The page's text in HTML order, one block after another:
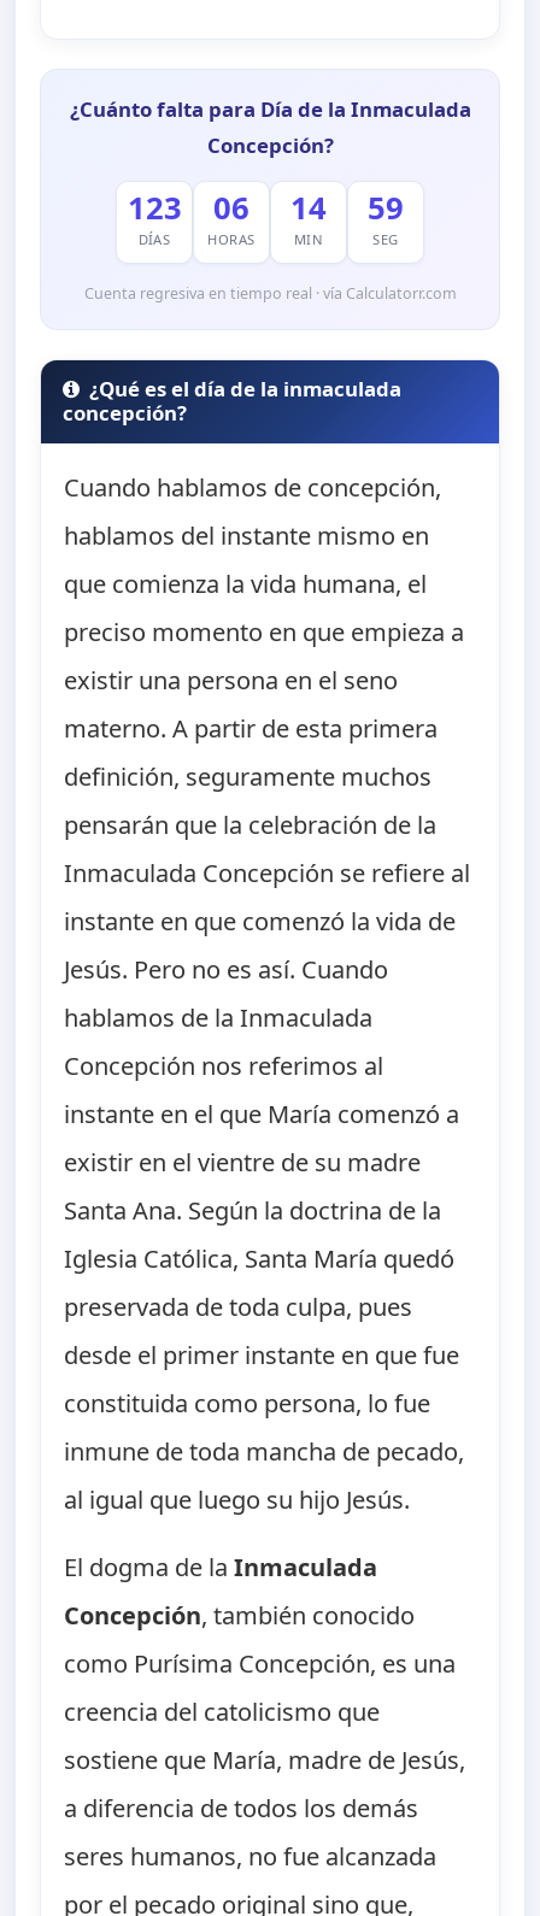
¿Cuánto falta para Día de la Inmaculada
Concepción?
123
DÍAS
06
HORAS
14
MIN
58
SEG
Cuenta regresiva en tiempo real · vía Calculatorr.com
¿Qué es el día de la inmaculada
concepción?
Cuando hablamos de concepción,
hablamos del instante mismo en
que comienza la vida humana, el
preciso momento en que empieza a
existir una persona en el seno
materno. A partir de esta primera
definición, seguramente muchos
pensarán que la celebración de la
Inmaculada Concepción se refiere al
instante en que comenzó la vida de
Jesús. Pero no es así. Cuando
hablamos de la Inmaculada
Concepción nos referimos al
instante en el que María comenzó a
existir en el vientre de su madre
Santa Ana. Según la doctrina de la
Iglesia Católica, Santa María quedó
preservada de toda culpa, pues
desde el primer instante en que fue
constituida como persona, lo fue
inmune de toda mancha de pecado,
al igual que luego su hijo Jesús.
El dogma de laInmaculada
Concepción, también conocido
como Purísima Concepción, es una
creencia del catolicismo que
sostiene que María, madre de Jesús,
a diferencia de todos los demás
seres humanos, no fue alcanzada
por el pecado original sino que,